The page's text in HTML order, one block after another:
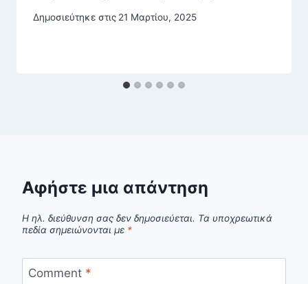
Δημοσιεύτηκε στις 21 Μαρτίου, 2025
Αφήστε μια απάντηση
Η ηλ. διεύθυνση σας δεν δημοσιεύεται. Τα υποχρεωτικά
πεδία σημειώνονται με *
Comment *